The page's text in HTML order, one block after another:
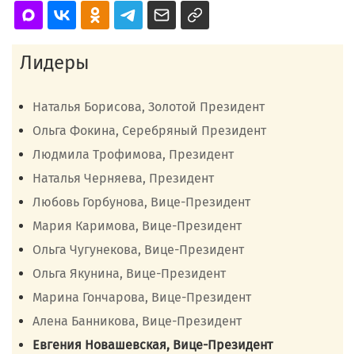
Лидеры
Наталья Борисова, Золотой Президент
Ольга Фокина, Серебряный Президент
Людмила Трофимова, Президент
Наталья Черняева, Президент
Любовь Горбунова, Вице-Президент
Мария Каримова, Вице-Президент
Ольга Чугунекова, Вице-Президент
Ольга Якунина, Вице-Президент
Марина Гончарова, Вице-Президент
Алена Банникова, Вице-Президент
Евгения Новашевская, Вице-Президент